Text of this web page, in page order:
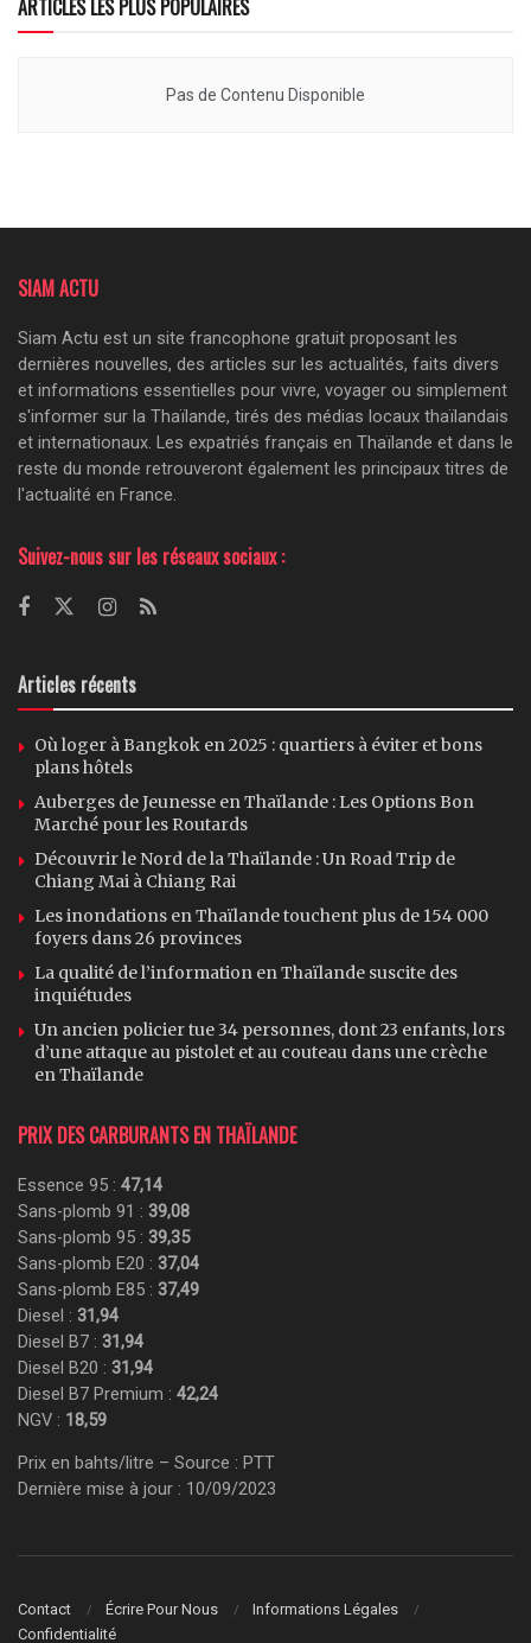
ARTICLES LES PLUS POPULAIRES
Pas de Contenu Disponible
SIAM ACTU
Siam Actu est un site francophone gratuit proposant les
dernières nouvelles, des articles sur les actualités, faits divers
et informations essentielles pour vivre, voyager ou simplement
s'informer sur la Thaïlande, tirés des médias locaux thaïlandais
et internationaux. Les expatriés français en Thaïlande et dans le
reste du monde retrouveront également les principaux titres de
l'actualité en France.
Suivez-nous sur les réseaux sociaux :
Articles récents
Où loger à Bangkok en 2025 : quartiers à éviter et bons
plans hôtels
Auberges de Jeunesse en Thaïlande : Les Options Bon
Marché pour les Routards
Découvrir le Nord de la Thaïlande : Un Road Trip de
Chiang Mai à Chiang Rai
Les inondations en Thaïlande touchent plus de 154 000
foyers dans 26 provinces
La qualité de l’information en Thaïlande suscite des
inquiétudes
Un ancien policier tue 34 personnes, dont 23 enfants, lors
d’une attaque au pistolet et au couteau dans une crèche
en Thaïlande
PRIX DES CARBURANTS EN THAÏLANDE
Essence 95 : 47,14
Sans-plomb 91 : 39,08
Sans-plomb 95 : 39,35
Sans-plomb E20 : 37,04
Sans-plomb E85 : 37,49
Diesel : 31,94
Diesel B7 : 31,94
Diesel B20 : 31,94
Diesel B7 Premium : 42,24
NGV : 18,59
Prix en bahts/litre – Source : PTT
Dernière mise à jour : 10/09/2023
Contact Écrire Pour Nous
Informations Légales
Confidentialité